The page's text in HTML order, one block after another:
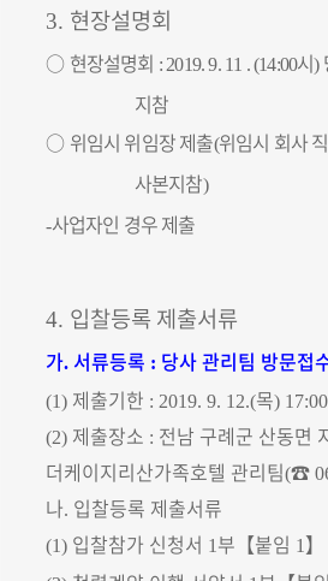
3. 현장설명회
○ 현장설명회 : 2019. 9. 11 . (14:00시)
지참
○ 위임시 위임장 제출(위임시 회사
사본지참)
-사업자인 경우 제출
4. 입찰등록 제출서류
가. 서류등록 : 당사 관리팀 방문접
(1) 제출기한 : 2019. 9. 12.(목) 17:00
(2) 제출장소 : 전남 구례군 산동면
더케이지리산가족호텔 관리팀(☎
나. 입찰등록 제출서류
(1) 입찰참가 신청서 1 부 【붙임 1 】